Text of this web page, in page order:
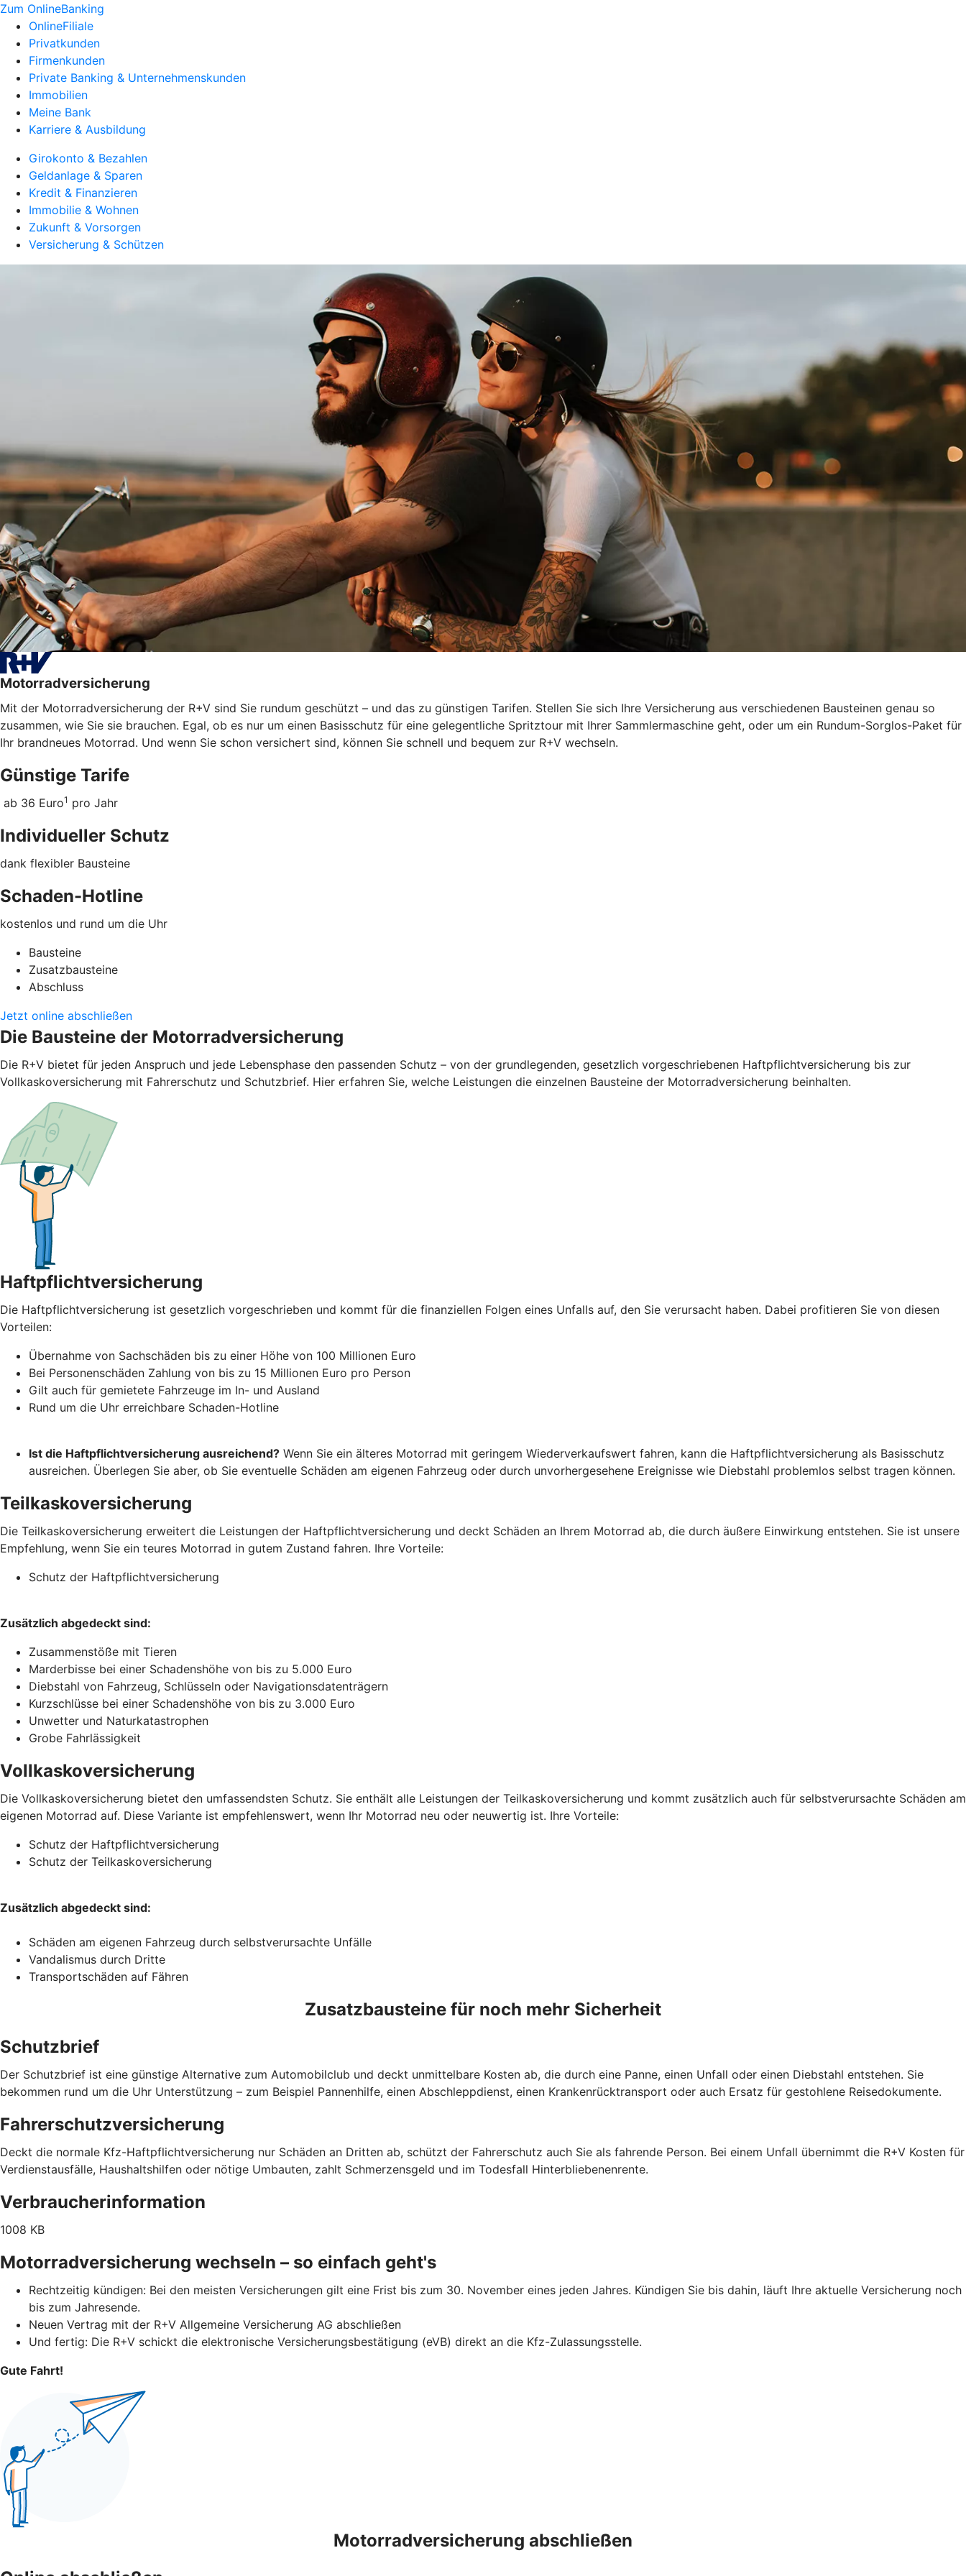
Zum OnlineBanking
OnlineFiliale
Privatkunden
Firmenkunden
Private Banking & Unternehmenskunden
Immobilien
Meine Bank
Karriere & Ausbildung
Girokonto & Bezahlen
Geldanlage & Sparen
Kredit & Finanzieren
Immobilie & Wohnen
Zukunft & Vorsorgen
Versicherung & Schützen
Motorradversicherung
Mit der Motorradversicherung der R+V sind Sie rundum geschützt – und das zu günstigen Tarifen. Stellen Sie sich Ihre Versicherung aus verschiedenen Bausteinen genau so
zusammen, wie Sie sie brauchen. Egal, ob es nur um einen Basisschutz für eine gelegentliche Spritztour mit Ihrer Sammlermaschine geht, oder um ein Rundum-Sorglos-Paket für
Ihr brandneues Motorrad. Und wenn Sie schon versichert sind, können Sie schnell und bequem zur R+V wechseln.
Günstige Tarife
ab 36 Euro1 pro Jahr
Individueller Schutz
dank flexibler Bausteine
Schaden-Hotline
kostenlos und rund um die Uhr
Bausteine
Zusatzbausteine
Abschluss
Jetzt online abschließen
Die Bausteine der Motorradversicherung
Die R+V bietet für jeden Anspruch und jede Lebensphase den passenden Schutz – von der grundlegenden, gesetzlich vorgeschriebenen Haftpflichtversicherung bis zur
Vollkaskoversicherung mit Fahrerschutz und Schutzbrief. Hier erfahren Sie, welche Leistungen die einzelnen Bausteine der Motorradversicherung beinhalten.
Haftpflichtversicherung
Die Haftpflichtversicherung ist gesetzlich vorgeschrieben und kommt für die finanziellen Folgen eines Unfalls auf, den Sie verursacht haben. Dabei profitieren Sie von diesen
Vorteilen:
Übernahme von Sachschäden bis zu einer Höhe von 100 Millionen Euro
Bei Personenschäden Zahlung von bis zu 15 Millionen Euro pro Person
Gilt auch für gemietete Fahrzeuge im In- und Ausland
Rund um die Uhr erreichbare Schaden-Hotline
Ist die Haftpflichtversicherung ausreichend? Wenn Sie ein älteres Motorrad mit geringem Wiederverkaufswert fahren, kann die Haftpflichtversicherung als Basisschutz
ausreichen. Überlegen Sie aber, ob Sie eventuelle Schäden am eigenen Fahrzeug oder durch unvorhergesehene Ereignisse wie Diebstahl problemlos selbst tragen können.
Teilkaskoversicherung
Die Teilkaskoversicherung erweitert die Leistungen der Haftpflichtversicherung und deckt Schäden an Ihrem Motorrad ab, die durch äußere Einwirkung entstehen. Sie ist unsere
Empfehlung, wenn Sie ein teures Motorrad in gutem Zustand fahren. Ihre Vorteile:
Schutz der Haftpflichtversicherung
Zusätzlich abgedeckt sind:
Zusammenstöße mit Tieren
Marderbisse bei einer Schadenshöhe von bis zu 5.000 Euro
Diebstahl von Fahrzeug, Schlüsseln oder Navigationsdatenträgern
Kurzschlüsse bei einer Schadenshöhe von bis zu 3.000 Euro
Unwetter und Naturkatastrophen
Grobe Fahrlässigkeit
Vollkaskoversicherung
Die Vollkaskoversicherung bietet den umfassendsten Schutz. Sie enthält alle Leistungen der Teilkaskoversicherung und kommt zusätzlich auch für selbstverursachte Schäden am
eigenen Motorrad auf. Diese Variante ist empfehlenswert, wenn Ihr Motorrad neu oder neuwertig ist. Ihre Vorteile:
Schutz der Haftpflichtversicherung
Schutz der Teilkaskoversicherung
Zusätzlich abgedeckt sind:
Schäden am eigenen Fahrzeug durch selbstverursachte Unfälle
Vandalismus durch Dritte
Transportschäden auf Fähren
Zusatzbausteine für noch mehr Sicherheit
Schutzbrief
Der Schutzbrief ist eine günstige Alternative zum Automobilclub und deckt unmittelbare Kosten ab, die durch eine Panne, einen Unfall oder einen Diebstahl entstehen. Sie
bekommen rund um die Uhr Unterstützung – zum Beispiel Pannenhilfe, einen Abschleppdienst, einen Krankenrücktransport oder auch Ersatz für gestohlene Reisedokumente.
Fahrerschutzversicherung
Deckt die normale Kfz-Haftpflichtversicherung nur Schäden an Dritten ab, schützt der Fahrerschutz auch Sie als fahrende Person. Bei einem Unfall übernimmt die R+V Kosten für
Verdienstausfälle, Haushaltshilfen oder nötige Umbauten, zahlt Schmerzensgeld und im Todesfall Hinterbliebenenrente.
Verbraucherinformation
1008 KB
Motorradversicherung wechseln – so einfach geht's
Rechtzeitig kündigen: Bei den meisten Versicherungen gilt eine Frist bis zum 30. November eines jeden Jahres. Kündigen Sie bis dahin, läuft Ihre aktuelle Versicherung noch
bis zum Jahresende.
Neuen Vertrag mit der R+V Allgemeine Versicherung AG abschließen
Und fertig: Die R+V schickt die elektronische Versicherungsbestätigung (eVB) direkt an die Kfz-Zulassungsstelle.
Gute Fahrt!
Motorradversicherung abschließen